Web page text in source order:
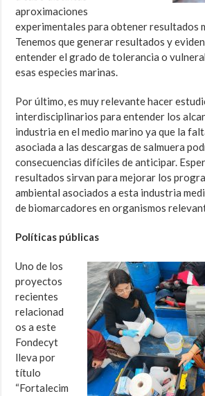
aproximaciones
experimentales para obtener resultados
Tenemos que generar resultados y
entender el grado de tolerancia o
esas especies marinas.
Por último, es muy relevante hacer
interdisciplinarios para entender los
industria en el medio marino ya que la
asociada a las descargas de salmuera
consecuencias difíciles de anticipar.
resultados sirvan para mejorar los
ambiental asociados a esta industria
de biomarcadores en organismos
Políticas públicas
Uno de los
proyectos
recientes
relacionad
os a este
Fondecyt
lleva por
título
“Fortalecim